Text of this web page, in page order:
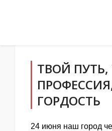
ТВОЙ ПУТЬ,
ГОРДОСТЬ
24 июня наш город